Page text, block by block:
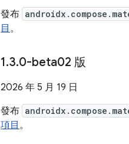
發布
目 。
1.3.0-beta02 版
2026 年 5 月 19 日
發布
項目 。